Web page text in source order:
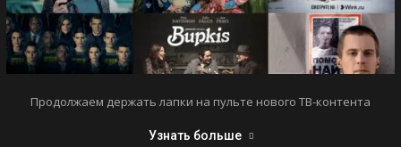
Продолжаем держать лапки на пульте нового ТВ-контента
Узнать больше